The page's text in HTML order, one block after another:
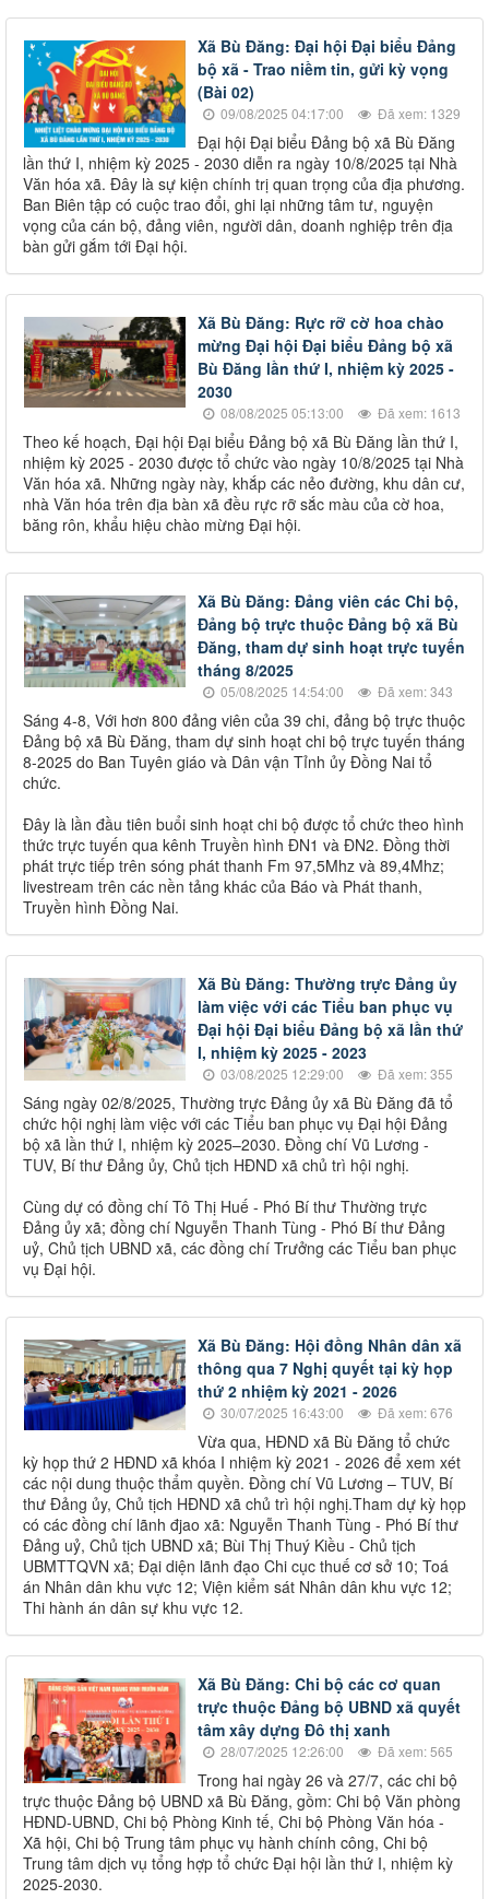
Xã Bù Đăng: Đại hội Đại biểu Đảng
bộ xã - Trao niềm tin, gửi kỳ vọng
(Bài 02)
09/08/2025 04:17:00 Đã xem: 1329
Đại hội Đại biểu Đảng bộ xã Bù Đăng
lần thứ I, nhiệm kỳ 2025 - 2030 diễn ra ngày 10/8/2025 tại Nhà
Văn hóa xã. Đây là sự kiện chính trị quan trọng của địa phương.
Ban Biên tập có cuộc trao đổi, ghi lại những tâm tư, nguyện
vọng của cán bộ, đảng viên, người dân, doanh nghiệp trên địa
bàn gửi gắm tới Đại hội.
Xã Bù Đăng: Rực rỡ cờ hoa chào
mừng Đại hội Đại biểu Đảng bộ xã
Bù Đăng lần thứ I, nhiệm kỳ 2025 -
2030
08/08/2025 05:13:00 Đã xem: 1613
Theo kế hoạch, Đại hội Đại biểu Đảng bộ xã Bù Đăng lần thứ I,
nhiệm kỳ 2025 - 2030 được tổ chức vào ngày 10/8/2025 tại Nhà
Văn hóa xã. Những ngày này, khắp các nẻo đường, khu dân cư,
nhà Văn hóa trên địa bàn xã đều rực rỡ sắc màu của cờ hoa,
băng rôn, khẩu hiệu chào mừng Đại hội.
Xã Bù Đăng: Đảng viên các Chi bộ,
Đảng bộ trực thuộc Đảng bộ xã Bù
Đăng, tham dự sinh hoạt trực tuyến
tháng 8/2025
05/08/2025 14:54:00 Đã xem: 343
Sáng 4-8, Với hơn 800 đảng viên của 39 chi, đảng bộ trực thuộc
Đảng bộ xã Bù Đăng, tham dự sinh hoạt chi bộ trực tuyến tháng
8-2025 do Ban Tuyên giáo và Dân vận Tỉnh ủy Đồng Nai tổ
chức.
Đây là lần đầu tiên buổi sinh hoạt chi bộ được tổ chức theo hình
thức trực tuyến qua kênh Truyền hình ĐN1 và ĐN2. Đồng thời
phát trực tiếp trên sóng phát thanh Fm 97,5Mhz và 89,4Mhz;
livestream trên các nền tảng khác của Báo và Phát thanh,
Truyền hình Đồng Nai.
Xã Bù Đăng: Thường trực Đảng ủy
làm việc với các Tiểu ban phục vụ
Đại hội Đại biểu Đảng bộ xã lần thứ
I, nhiệm kỳ 2025 - 2023
03/08/2025 12:29:00 Đã xem: 355
Sáng ngày 02/8/2025, Thường trực Đảng ủy xã Bù Đăng đã tổ
chức hội nghị làm việc với các Tiểu ban phục vụ Đại hội Đảng
bộ xã lần thứ I, nhiệm kỳ 2025–2030. Đồng chí Vũ Lương -
TUV, Bí thư Đảng ủy, Chủ tịch HĐND xã chủ trì hội nghị.
Cùng dự có đồng chí Tô Thị Huế - Phó Bí thư Thường trực
Đảng ủy xã; đồng chí Nguyễn Thanh Tùng - Phó Bí thư Đảng
uỷ, Chủ tịch UBND xã, các đồng chí Trưởng các Tiểu ban phục
vụ Đại hội.
Xã Bù Đăng: Hội đồng Nhân dân xã
thông qua 7 Nghị quyết tại kỳ họp
thứ 2 nhiệm kỳ 2021 - 2026
30/07/2025 16:43:00 Đã xem: 676
Vừa qua, HĐND xã Bù Đăng tổ chức
kỳ họp thứ 2 HĐND xã khóa I nhiệm kỳ 2021 - 2026 để xem xét
các nội dung thuộc thẩm quyền. Đồng chí Vũ Lương – TUV, Bí
thư Đảng ủy, Chủ tịch HĐND xã chủ trì hội nghị.Tham dự kỳ họp
có các đồng chí lãnh đjao xã: Nguyễn Thanh Tùng - Phó Bí thư
Đảng uỷ, Chủ tịch UBND xã; Bùi Thị Thuý Kiều - Chủ tịch
UBMTTQVN xã; Đại diện lãnh đạo Chi cục thuế cơ sở 10; Toá
án Nhân dân khu vực 12; Viện kiểm sát Nhân dân khu vực 12;
Thi hành án dân sự khu vực 12.
Xã Bù Đăng: Chi bộ các cơ quan
trực thuộc Đảng bộ UBND xã quyết
tâm xây dựng Đô thị xanh
28/07/2025 12:26:00 Đã xem: 565
Trong hai ngày 26 và 27/7, các chi bộ
trực thuộc Đảng bộ UBND xã Bù Đăng, gồm: Chi bộ Văn phòng
HĐND-UBND, Chi bộ Phòng Kinh tế, Chi bộ Phòng Văn hóa -
Xã hội, Chi bộ Trung tâm phục vụ hành chính công, Chi bộ
Trung tâm dịch vụ tổng hợp tổ chức Đại hội lần thứ I, nhiệm kỳ
2025-2030.